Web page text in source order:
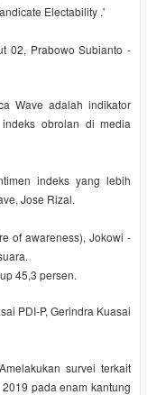
Electability .'
02, Prabowo Subianto -
Wave adalah indikator
obrolan di media
indeks yang lebih
Jose Rizal.
of awareness), Jokowi -
45,3 persen.
PDI-P, Gerindra Kuasai
survei terkait
pada enam kantung